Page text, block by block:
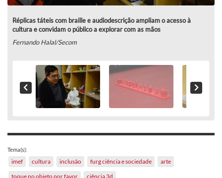
Réplicas táteis com braille e audiodescrição ampliam o acesso à
cultura e convidam o público a explorar com as mãos
Fernando Halal/Secom
Tema(s):
imef cultura inclusão furg ciência e sociedade
arte
toque no objeto por favor
ciência 3d